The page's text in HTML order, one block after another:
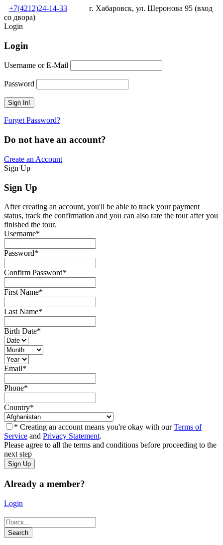
+7(4212)24-14-33
г. Хабаровск, ул. Шеронова 95 (вход
со двора)
Login
Login
Username or E-Mail
Password
Forget Password?
Do not have an account?
Create an Account
Sign Up
Sign Up
After creating an account, you'll be able to track your payment
status, track the confirmation and you can also rate the tour after you
finished the tour.
Username*
Password*
Confirm Password*
First Name*
Last Name*
Birth Date*
Email*
Phone*
Country*
* Creating an account means you're okay with ourTerms of
Service and Privacy Statement.
Please agree to all the terms and conditions before proceeding to the
next step
Already a member?
Login